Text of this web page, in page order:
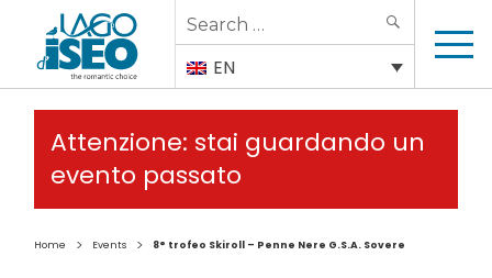
Search
for:
EN
Attenzione: stai guardando un
evento passato
Home > Events > 8° trofeo Skiroll – Penne Nere G.S.A. Sovere